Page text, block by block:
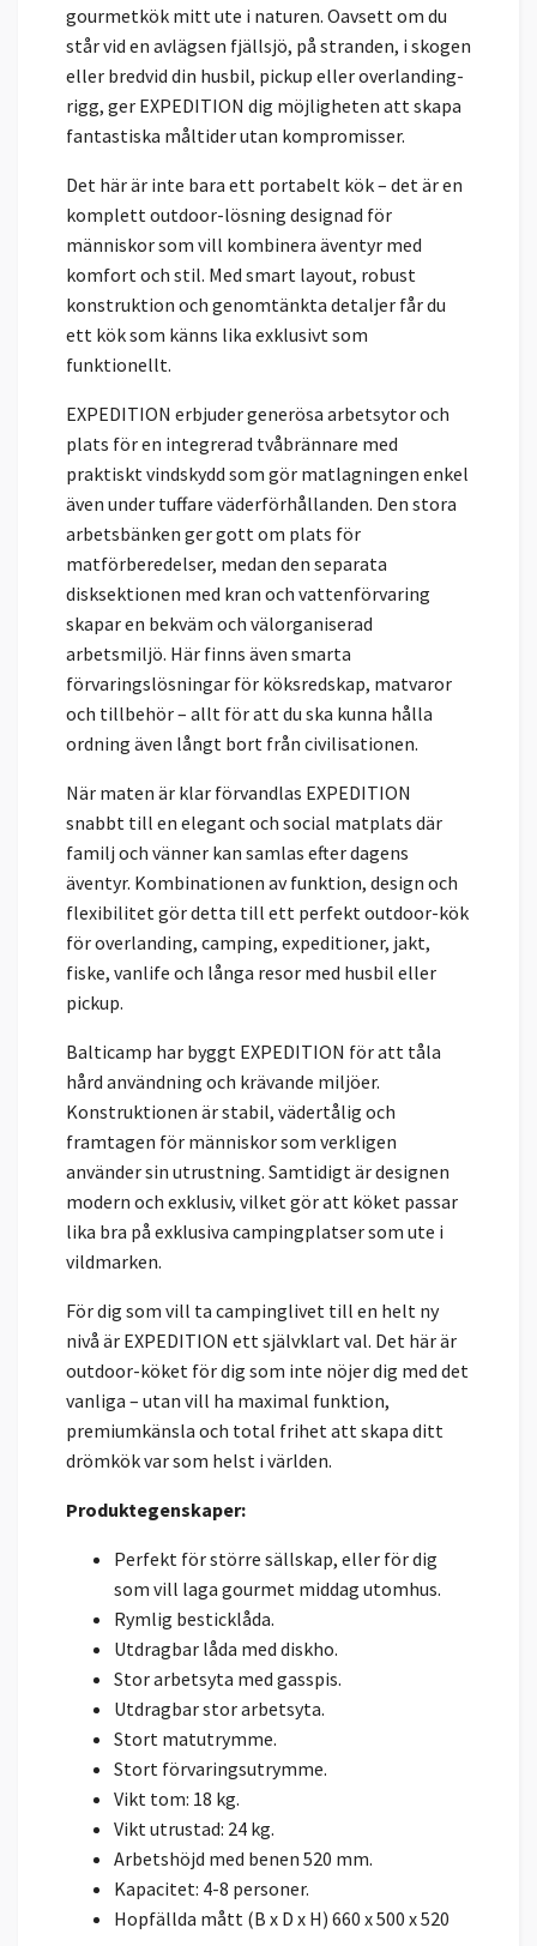
gourmetkök mitt ute i naturen. Oavsett om du
står vid en avlägsen fjällsjö, på stranden, i skogen
eller bredvid din husbil, pickup eller overlanding-
rigg, ger EXPEDITION dig möjligheten att skapa
fantastiska måltider utan kompromisser.
Det här är inte bara ett portabelt kök – det är en
komplett outdoor-lösning designad för
människor som vill kombinera äventyr med
komfort och stil. Med smart layout, robust
konstruktion och genomtänkta detaljer får du
ett kök som känns lika exklusivt som
funktionellt.
EXPEDITION erbjuder generösa arbetsytor och
plats för en integrerad tvåbrännare med
praktiskt vindskydd som gör matlagningen enkel
även under tuffare väderförhållanden. Den stora
arbetsbänken ger gott om plats för
matförberedelser, medan den separata
disksektionen med kran och vattenförvaring
skapar en bekväm och välorganiserad
arbetsmiljö. Här finns även smarta
förvaringslösningar för köksredskap, matvaror
och tillbehör – allt för att du ska kunna hålla
ordning även långt bort från civilisationen.
När maten är klar förvandlas EXPEDITION
snabbt till en elegant och social matplats där
familj och vänner kan samlas efter dagens
äventyr. Kombinationen av funktion, design och
flexibilitet gör detta till ett perfekt outdoor-kök
för overlanding, camping, expeditioner, jakt,
fiske, vanlife och långa resor med husbil eller
pickup.
Balticamp har byggt EXPEDITION för att tåla
hård användning och krävande miljöer.
Konstruktionen är stabil, vädertålig och
framtagen för människor som verkligen
använder sin utrustning. Samtidigt är designen
modern och exklusiv, vilket gör att köket passar
lika bra på exklusiva campingplatser som ute i
vildmarken.
För dig som vill ta campinglivet till en helt ny
nivå är EXPEDITION ett självklart val. Det här är
outdoor-köket för dig som inte nöjer dig med det
vanliga – utan vill ha maximal funktion,
premiumkänsla och total frihet att skapa ditt
drömkök var som helst i världen.
Produktegenskaper:
Perfekt för större sällskap, eller för dig
som vill laga gourmet middag utomhus.
Rymlig besticklåda.
Utdragbar låda med diskho.
Stor arbetsyta med gasspis.
Utdragbar stor arbetsyta.
Stort matutrymme.
Stort förvaringsutrymme.
Vikt tom: 18 kg.
Vikt utrustad: 24 kg.
Arbetshöjd med benen 520 mm.
Kapacitet: 4-8 personer.
Hopfällda mått (B x D x H) 660 x 500 x 520